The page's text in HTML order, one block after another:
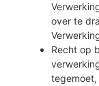
over te
Recht op